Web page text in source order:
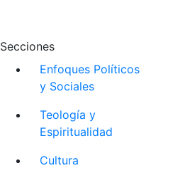
Secciones
Enfoques Políticos
y Sociales
Teología y
Espiritualidad
Cultura